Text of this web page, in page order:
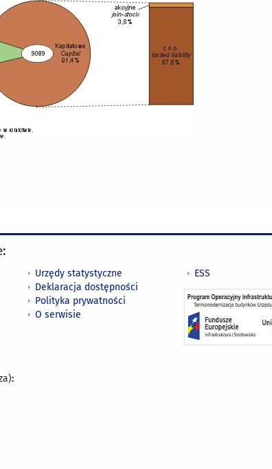
:
Urzędy statystyczne
Deklaracja dostępności
Polityka prywatności
O serwisie
ESS